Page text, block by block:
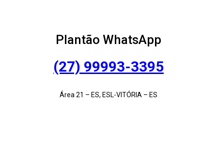
Plantão WhatsApp
(27) 99993-3395
Área 21 – ES, ESL-VITÓRIA – ES